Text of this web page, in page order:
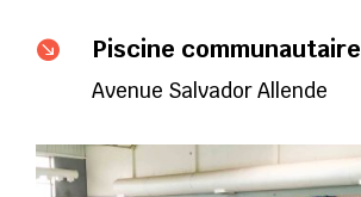
 Piscine communautaire
Avenue Salvador Allende